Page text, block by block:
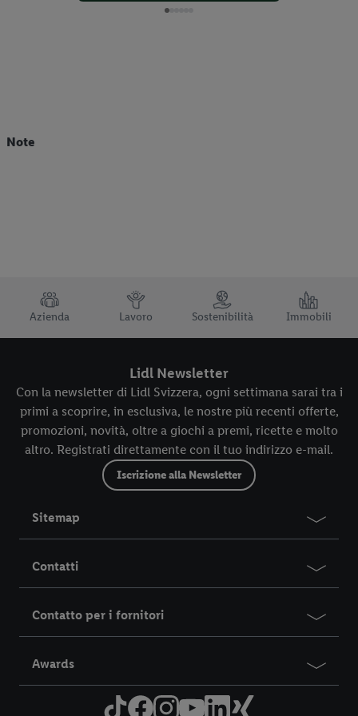
Note
TRUSTBAR
Azienda Lavoro Sostenibilità Immobili
Lidl Newsletter
Con la newsletter di Lidl Svizzera, ogni settimana sarai tra i
primi a scoprire, in esclusiva, le nostre più recenti offerte,
promozioni, novità, oltre a giochi a premi, ricette e molto
altro. Registrati direttamente con il tuo indirizzo e-mail.
Iscrizione alla Newsletter
Sitemap
Contatti
Contatto per i fornitori
Awards